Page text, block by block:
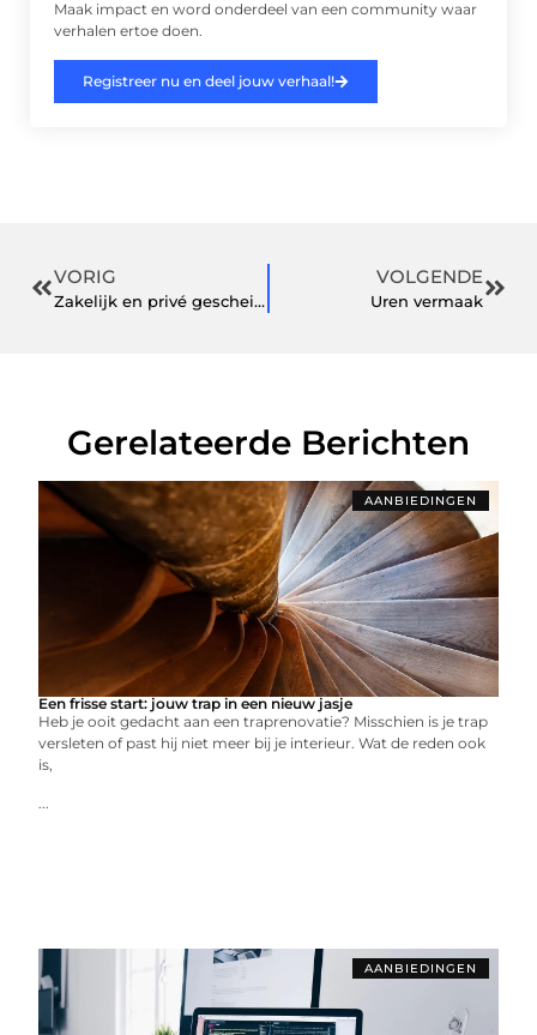
Maak impact en word onderdeel van een community waar
verhalen ertoe doen.
Registreer nu en deel jouw verhaal!
VORIG
Zakelijk en privé gescheiden houden, zo doe je het
VOLGENDE
Uren vermaak
Gerelateerde Berichten
AANBIEDINGEN
Een frisse start: jouw trap in een nieuw jasje
Heb je ooit gedacht aan een traprenovatie? Misschien is je trap
versleten of past hij niet meer bij je interieur. Wat de reden ook
is,
...
AANBIEDINGEN